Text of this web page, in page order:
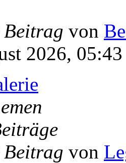
Beitrag von
2026, 05:43
Beitrag von